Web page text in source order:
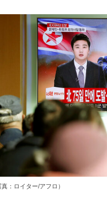
真：ロイター/アフロ）